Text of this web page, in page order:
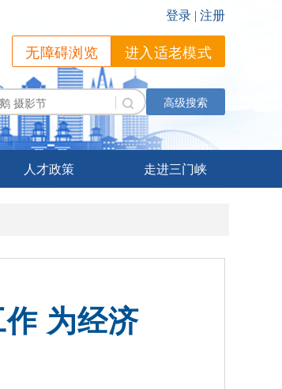
无障碍浏览 进入适老模式
高级搜索
人才政策 走进三门峡
为经济